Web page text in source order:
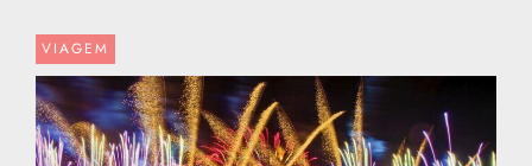
VIAGEM